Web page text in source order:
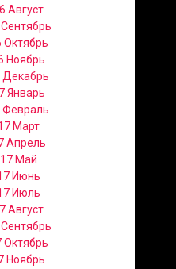
Август
Октябрь
Ноябрь
Декабрь
Январь
Февраль
Март
Апрель
Май
Июнь
Июль
Август
Октябрь
Ноябрь